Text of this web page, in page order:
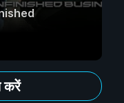
करें